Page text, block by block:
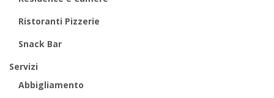
Ristoranti Pizzerie
Snack Bar
Servizi
Abbigliamento